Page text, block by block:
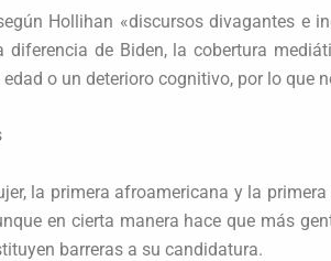
Hollihan «discursos divagantes e
diferencia de Biden, la cobertura
o un deterioro cognitivo, por lo que
la primera afroamericana y la
en cierta manera hace que más
barreras a su candidatura.